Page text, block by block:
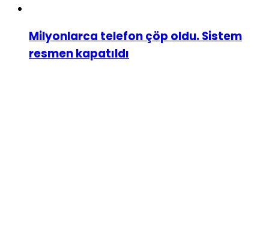
Milyonlarca telefon çöp oldu. Sistem
resmen kapatıldı